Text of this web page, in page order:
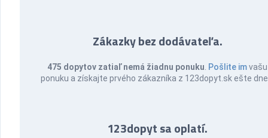
Zákazky bez dodávateľa.
475 dopytov zatiaľ nemá žiadnu ponuku Pošlite imvašu
ponuku a získajte prvého zákazníka z 123dopyt.sk ešte
123dopyt sa oplatí.